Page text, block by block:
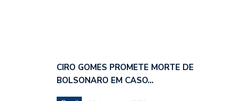
CIRO GOMES PROMETE MORTE DE
BOLSONARO EM CASO…